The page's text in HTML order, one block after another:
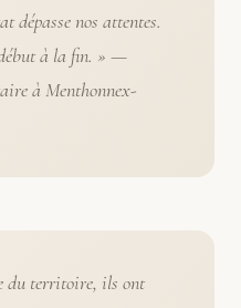
dépasse nos attentes.
à la fin. » —
à Menthonnex-
du territoire, ils ont